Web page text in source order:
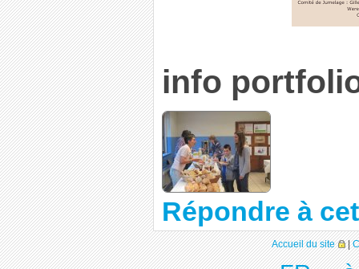
info
Répondre à
Accueil du site |